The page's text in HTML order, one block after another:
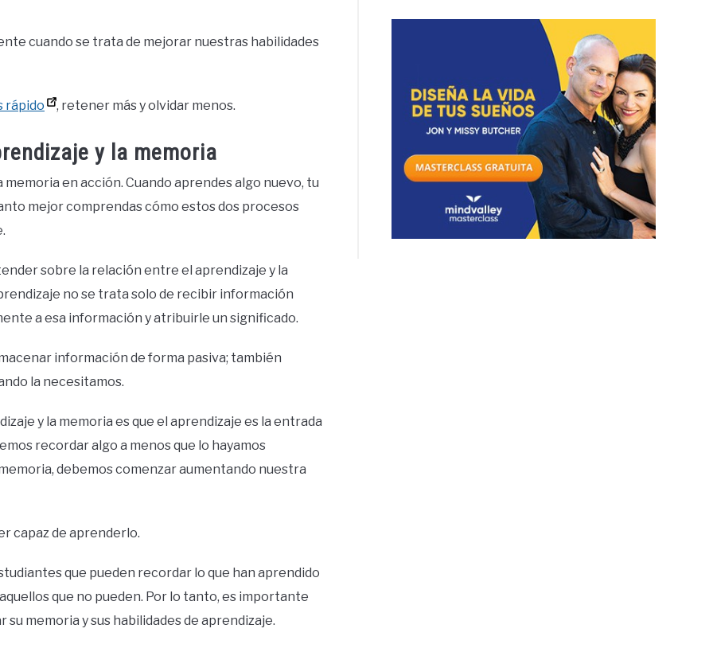
cuando se trata de mejorar nuestras habilidades
rápido , retener más y olvidar menos.
y la memoria
en acción. Cuando aprendes algo nuevo, tu
mejor comprendas cómo estos dos procesos
sobre la relación entre el aprendizaje y la
no se trata solo de recibir información
a esa información y atribuirle un significado.
información de forma pasiva; también
la necesitamos.
y la memoria es que el aprendizaje es la entrada
recordar algo a menos que lo hayamos
debemos comenzar aumentando nuestra
capaz de aprenderlo.
que pueden recordar lo que han aprendido
que no pueden. Por lo tanto, es importante
memoria y sus habilidades de aprendizaje.